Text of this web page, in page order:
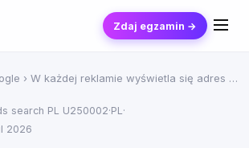
Zdaj egzamin →
› W każdej reklamie wyświetla się adres …
search PL U250002·PL·
2026